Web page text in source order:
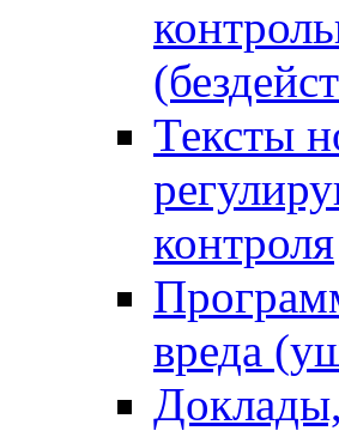
Тексты
контроля
вреда